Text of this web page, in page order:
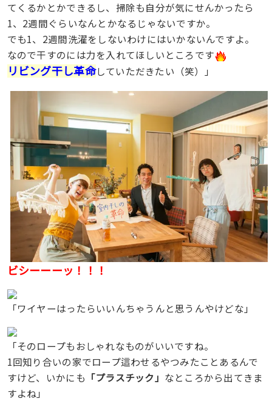
てくるかとかできるし、掃除も自分が気にせんかったら
1、2週間ぐらいなんとかなるじゃないですか。
でも1、2週間洗濯をしないわけにはいかないんですよ。
なので干すのには力を入れてほしいところです
リビング干し革命していただきたい（笑）」
ビシーーーッ！！！
「ワイヤーはったらいいんちゃうんと思うんやけどな」
「そのロープもおしゃれなものがいいですね。
1回知り合いの家でロープ這わせるやつみたことあるんで
すけど、いかにも 「プラスチック」 なところから出てきま
すよね」